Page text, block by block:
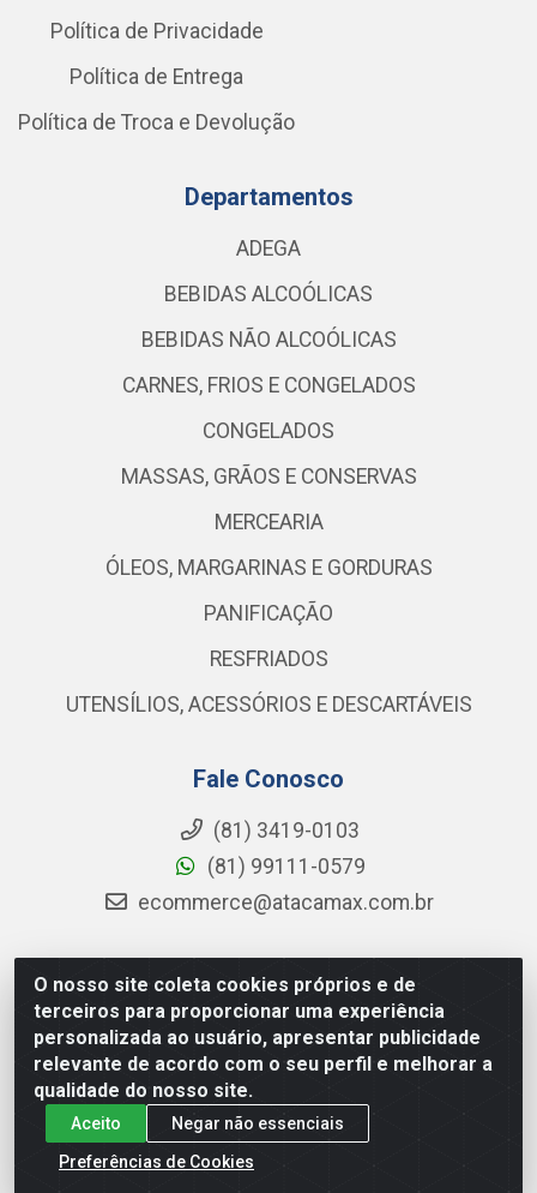
O nosso site coleta cookies próprios e de
terceiros para proporcionar uma experiência
personalizada ao usuário, apresentar publicidade
relevante de acordo com o seu perfil e melhorar a
qualidade do nosso site.
Aceito
Negar não essenciais
Preferências de Cookies
Política de Privacidade
Política de Entrega
Política de Troca e Devolução
Departamentos
ADEGA
BEBIDAS ALCOÓLICAS
BEBIDAS NÃO ALCOÓLICAS
CARNES, FRIOS E CONGELADOS
CONGELADOS
MASSAS, GRÃOS E CONSERVAS
MERCEARIA
ÓLEOS, MARGARINAS E GORDURAS
PANIFICAÇÃO
RESFRIADOS
UTENSÍLIOS, ACESSÓRIOS E DESCARTÁVEIS
Fale Conosco
(81) 3419-0103
(81) 99111-0579
ecommerce@atacamax.com.br
Atacamax Importadora de Alimentos LTDA - RODOVIA BR-
101 - SUL, KM 79,60 GP E GALPAO:D - Muribeca, Jaboatão dos
Guararapes - PE, 54355-010 - CNPJ 08.305.623/0001-84